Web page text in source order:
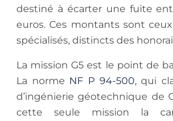
destiné à écarter une fuite
euros. Ces montants sont
spécialisés, distincts des
La mission G5 est le point de
La norme NF P 94-500, qui
d’ingénierie géotechnique de
cette seule mission la